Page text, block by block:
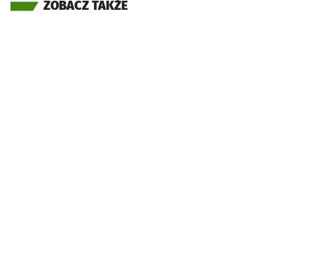
ZOBACZ TAKŻE